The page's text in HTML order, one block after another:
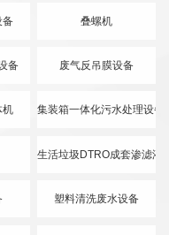
备 叠螺机
备 废气反吊膜设备
机 集装箱一体化污水处理设备
生活垃圾DTRO成套渗滤液
塑料清洗废水设备